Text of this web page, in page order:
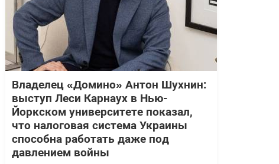
Владелец «Домино» Антон Шухнин:
выступ Леси Карнаух в Нью-
Йоркском университете показал,
что налоговая система Украины
способна работать даже под
давлением войны